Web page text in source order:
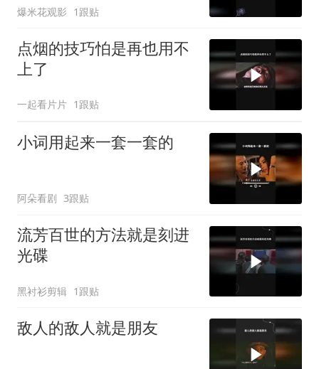
爆米花观影 1跟贴
点烟的技巧怕是再也用不
上了
一起看片片 1跟贴
小词用起来一套一套的
阿朵看剧 3跟贴
流芳百世的方法就是刻进
光碟
黑衬衫剪辑 1跟贴
敌人的敌人就是朋友